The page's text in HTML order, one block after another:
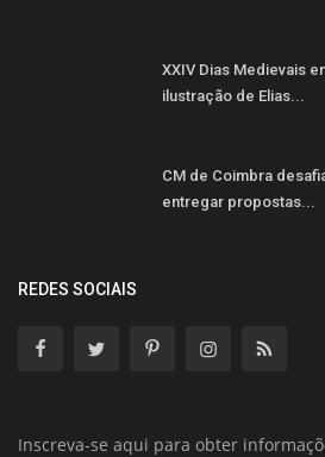
XXIV Dias Medievais
ilustração de Elias...
CM de Coimbra
entregar propostas...
REDES SOCIAIS
Inscreva-se aqui para obter